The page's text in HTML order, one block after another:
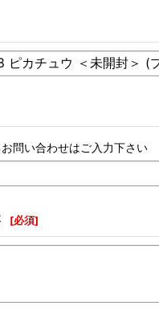
問い合わせはご入力下さい
[必須]